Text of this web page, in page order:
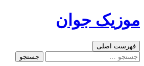
به
موزیک جوان
جست‌وجو
فهرست اصلی
جستجو